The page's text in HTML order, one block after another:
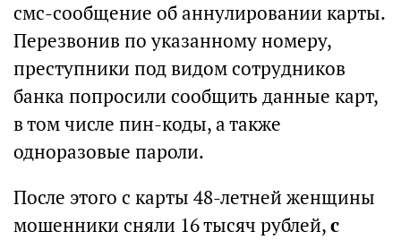
смс-сообщение об аннулировании карты.
Перезвонив по указанному номеру,
преступники под видом сотрудников
банка попросили сообщить данные карт,
в том числе пин-коды, а также
одноразовые пароли.
После этого с карты 48-летней женщины
мошенники сняли 16 тысяч рублей,с